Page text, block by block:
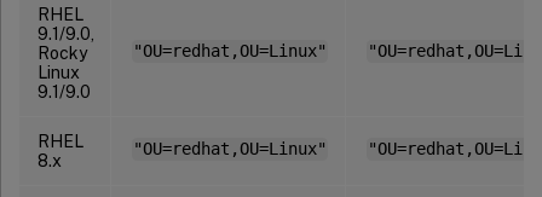
RHEL
9.1/9.0,
Rocky
Linux
9.1/9.0
"OU=redhat,OU=Linux"
RHEL
8.x
"OU=redhat,OU=Linux"